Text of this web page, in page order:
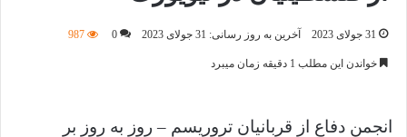
31 جولای 2023 آخرین به روز رسانی: 31 جولای 2023 0
987
خواندن این مطلب 1 دقیقه زمان میبرد
انجمن دفاع از قربانیان تروریسم – روز به روز بر